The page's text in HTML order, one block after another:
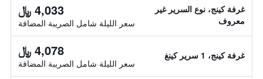
غرفة كينج، نوع السرير غير
معروف
4,033 ﷼
سعر الليلة شامل الصريبة المضافة
غرفة كينج، 1 سرير كينغ 4,078 ﷼
سعر الليلة شامل الصريبة المضافة